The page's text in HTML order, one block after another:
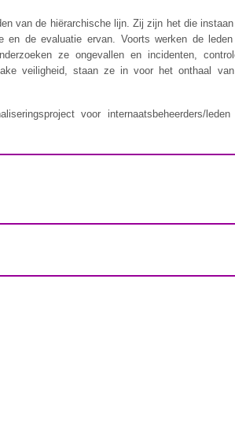
van de hiërarchische lijn. Zij zijn het die
en de evaluatie ervan. Voorts werken de
ze ongevallen en incidenten,
veiligheid, staan ze in voor het onthaal
voor internaatsbeheerders/